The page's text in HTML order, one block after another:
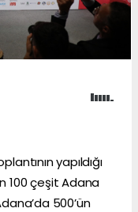
yapıldığı
100 çeşit Adana
500’ün